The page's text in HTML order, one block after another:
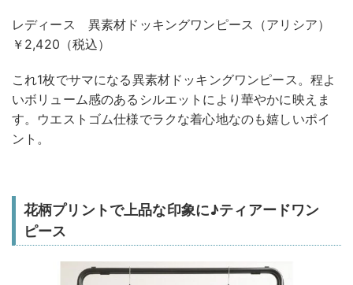
レディース 異素材ドッキングワンピース（アリシア）
￥2,420（税込）
これ1枚でサマになる異素材ドッキングワンピース。程よ
いボリューム感のあるシルエットにより華やかに映えま
す。ウエストゴム仕様でラクな着心地なのも嬉しいポイ
ント。
花柄プリントで上品な印象に♪ティアードワン
ピース